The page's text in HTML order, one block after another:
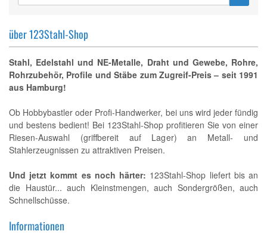
über 123Stahl-Shop
Stahl, Edelstahl und NE-Metalle, Draht und Gewebe, Rohre,
Rohrzubehör, Profile und Stäbe zum Zugreif-Preis – seit 1991
aus Hamburg!
Ob Hobbybastler oder Profi-Handwerker, bei uns wird jeder fündig
und bestens bedient! Bei 123Stahl-Shop profitieren Sie von einer
Riesen-Auswahl (griffbereit auf Lager) an Metall- und
Stahlerzeugnissen zu attraktiven Preisen.
Und jetzt kommt es noch härter: 123Stahl-Shop liefert bis an
die Haustür... auch Kleinstmengen, auch Sondergrößen, auch
Schnellschüsse.
Informationen